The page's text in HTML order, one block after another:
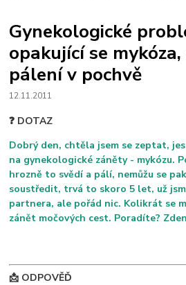
Gynekologické
opakující se
pálení v pochvě
12.11.2011
❓ DOTAZ
Dobrý den, chtěla jsem se zeptat,
na gynekologické záněty - mykózu.
hrozně to svědí a pálí, nemůžu se
soustředit, trvá to skoro 5 let, už
partnera, ale pořád nic. Kolikrát se
zánět močových cest. Poradíte?
📩 ODPOVĚĎ